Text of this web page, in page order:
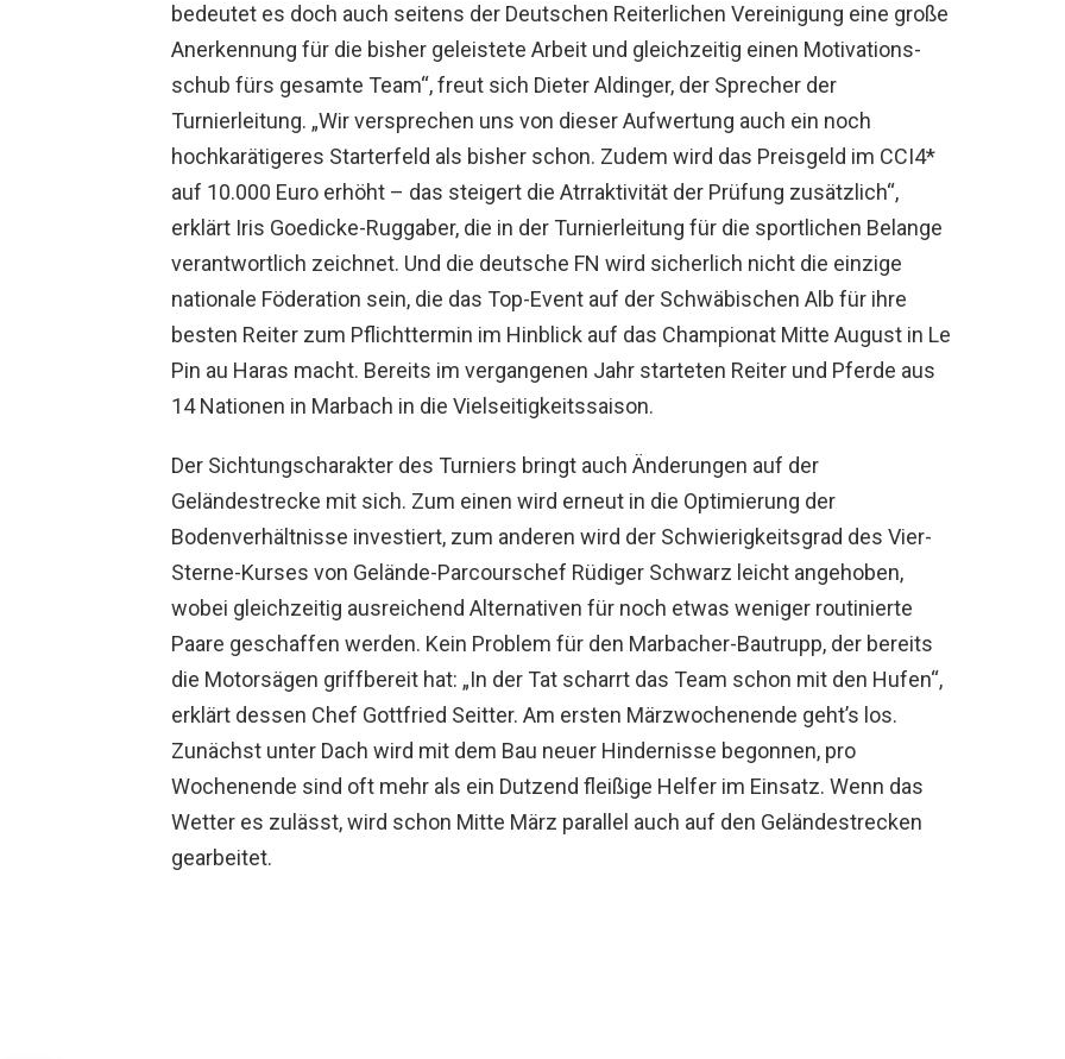
bedeutet es doch auch seitens der Deutschen Reiterlichen Vereinigung eine große
Anerkennung für die bisher geleistete Arbeit und gleichzeitig einen Motivations-
schub fürs gesamte Team“, freut sich Dieter Aldinger, der Sprecher der
Turnierleitung. „Wir versprechen uns von dieser Aufwertung auch ein noch
hochkarätigeres Starterfeld als bisher schon. Zudem wird das Preisgeld im CCI4*
auf 10.000 Euro erhöht – das steigert die Atrraktivität der Prüfung zusätzlich“,
erklärt Iris Goedicke-Ruggaber, die in der Turnierleitung für die sportlichen Belange
verantwortlich zeichnet. Und die deutsche FN wird sicherlich nicht die einzige
nationale Föderation sein, die das Top-Event auf der Schwäbischen Alb für ihre
besten Reiter zum Pflichttermin im Hinblick auf das Championat Mitte August in Le
Pin au Haras macht. Bereits im vergangenen Jahr starteten Reiter und Pferde aus
14 Nationen in Marbach in die Vielseitigkeitssaison.
Der Sichtungscharakter des Turniers bringt auch Änderungen auf der
Geländestrecke mit sich. Zum einen wird erneut in die Optimierung der
Bodenverhältnisse investiert, zum anderen wird der Schwierigkeitsgrad des Vier-
Sterne-Kurses von Gelände-Parcourschef Rüdiger Schwarz leicht angehoben,
wobei gleichzeitig ausreichend Alternativen für noch etwas weniger routinierte
Paare geschaffen werden. Kein Problem für den Marbacher-Bautrupp, der bereits
die Motorsägen griffbereit hat: „In der Tat scharrt das Team schon mit den Hufen“,
erklärt dessen Chef Gottfried Seitter. Am ersten Märzwochenende geht’s los.
Zunächst unter Dach wird mit dem Bau neuer Hindernisse begonnen, pro
Wochenende sind oft mehr als ein Dutzend fleißige Helfer im Einsatz. Wenn das
Wetter es zulässt, wird schon Mitte März parallel auch auf den Geländestrecken
gearbeitet.